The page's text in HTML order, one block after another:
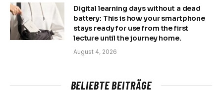
Digital learning days without a dead
battery: This is how your smartphone
stays ready for use from the first
lecture until the journey home.
August 4, 2026
BELIEBTE BEITRÄGE